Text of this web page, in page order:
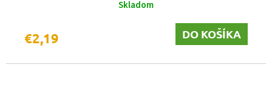
Skladom
€2,19 DO KOŠÍKA